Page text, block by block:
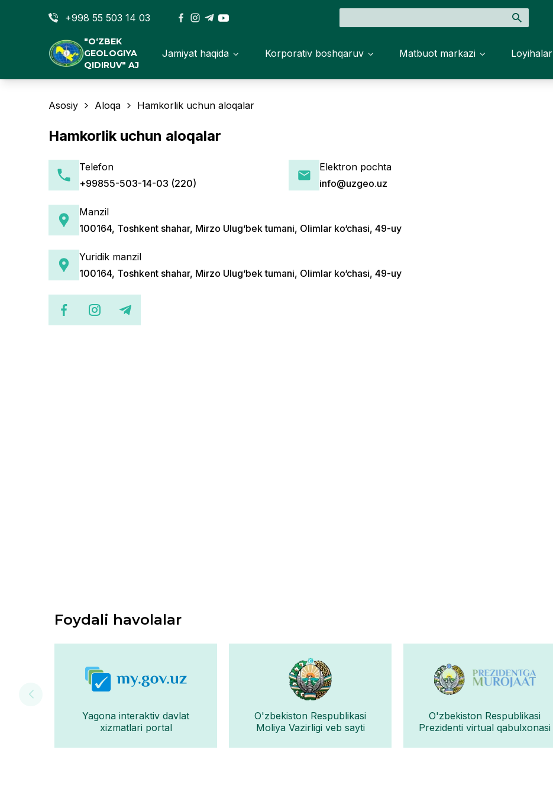
+998 55 503 14 03
"O‘ZBEK
GEOLOGIYA
QIDIRUV" AJ
Jamiyat haqida Korporativ boshqaruv Matbuot markazi Loyihalar
Asosiy Aloqa Hamkorlik uchun aloqalar
Hamkorlik uchun aloqalar
Telefon
+99855-503-14-03 (220)
Elektron pochta
info@uzgeo.uz
Manzil
100164, Toshkent shahar, Mirzo Ulug‘bek tumani, Olimlar ko‘chasi, 49-uy
Yuridik manzil
100164, Toshkent shahar, Mirzo Ulug‘bek tumani, Olimlar ko‘chasi, 49-uy
Foydali havolalar
Yagona interaktiv davlat
xizmatlari portal
O'zbekiston Respublikasi
Moliya Vazirligi veb sayti
O'zbekiston Respublikasi
Prezidenti virtual qabulxonasi